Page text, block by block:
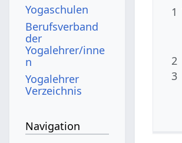
1
2
3
Yogaschulen
Berufsverband
der
Yogalehrer/inne
n
Yogalehrer
Verzeichnis
Navigation